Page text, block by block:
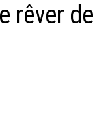
rêver